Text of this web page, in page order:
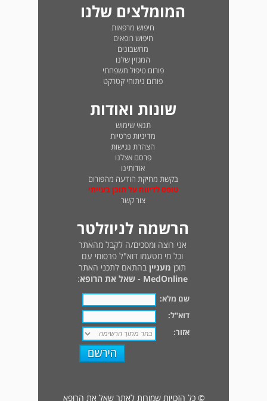
המומלצים שלנו
חיפוש מרפאות
חיפוש רופאים
מחשבונים
המגזין שלנו
פורום טיפול משפחתי
פורום ניתוחי קטרקט
שונות ואודות
תנאי שימוש
מדיניות פרטיות
הצהרת נגישות
פרסם אצלנו
אודותינו
בקשת מחיקת הודעה מהפורום
טופס לדיווח על תוכן בעייתי
צור קשר
הרשמה לניוזלטר
אני רוצה ומסכים/ה לקבל מהאתר
וכל מי מטעמו דוא"ל פרסומי עם
תוכן מעניין בהתאם לתכני האתר
MedOnline - שאל את הרופא
:
שם מלא:
דוא"ל:
אזור:
© כל הזכויות שמורות לאתר שאל את הרופא